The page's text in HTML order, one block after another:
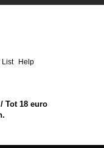
List Help
/Tot 18 euro